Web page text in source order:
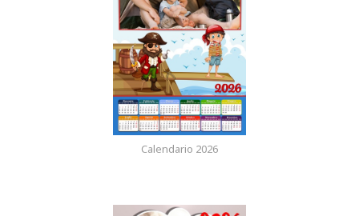
Calendario 2026